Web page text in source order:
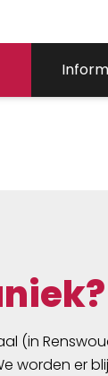
(in
worden er